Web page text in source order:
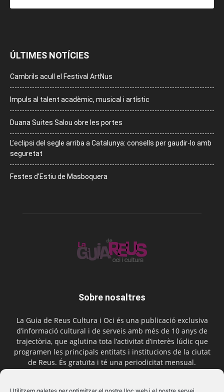
ÚLTIMES NOTÍCIES
Cambrils acull el Festival ArtNus
Impuls al talent acadèmic, musical i artístic
Duana Suites Salou obre les portes
L’eclipsi del segle arriba a Catalunya: consells per gaudir-lo amb
seguretat
Festes d’Estiu de Masboquera
Sobre nosaltres
La Guia de Reus Cultura i Oci és una publicació exclusiva
d’informació cultural i de serveis amb més de 10 anys de
trajectòria, que aglutina tota l’activitat d’interès lúdic que
programen les principals entitats i institucions de la ciutat
de Reus. És gratuïta i té una periodicitat mensual.